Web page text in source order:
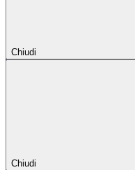
Chiudi
Chiudi